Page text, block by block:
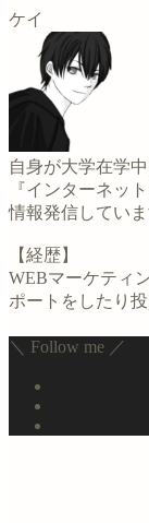
ケイ
自身が大学在学
『インターネッ
情報発信していま
【経歴】
WEBマーケティ
ポートをしたり
＼ Follow me ／